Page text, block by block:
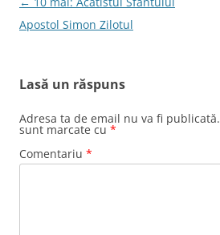
în
Apostol Simon Zilotul
Lasă un răspuns
Adresa ta de email nu va fi publicată.
sunt marcate cu *
Comentariu *